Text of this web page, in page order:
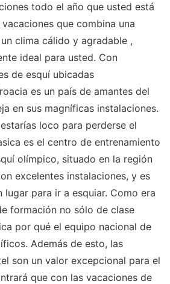
todo el año que usted está
que combina una
clima cálido y agradable ,
ideal para usted. Con
de esquí ubicadas
es un país de amantes del
en sus magníficas instalaciones.
loco para perderse el
es el centro de entrenamiento
olímpico, situado en la región
excelentes instalaciones, y es
lugar para ir a esquiar. Como era
formación no sólo de clase
por qué el equipo nacional de
Además de esto, las
son un valor excepcional para el
que con las vacaciones de